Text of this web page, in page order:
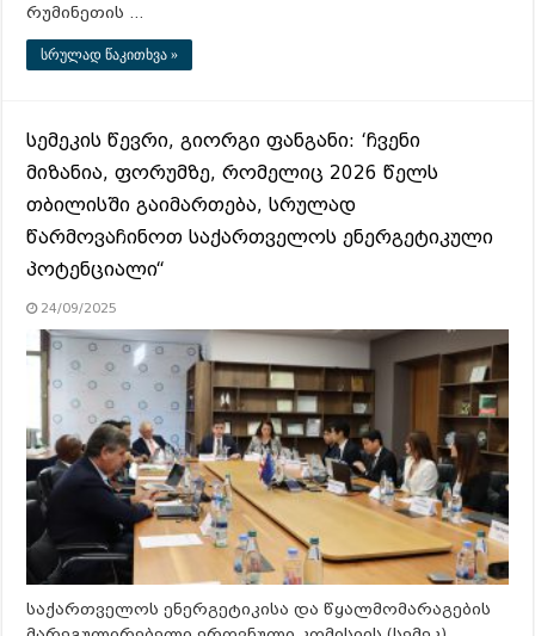
რუმინეთის …
სრულად წაკითხვა »
სემეკის წევრი, გიორგი ფანგანი: ‘ჩვენი
მიზანია, ფორუმზე, რომელიც 2026 წელს
თბილისში გაიმართება, სრულად
წარმოვაჩინოთ საქართველოს ენერგეტიკული
პოტენციალი“
24/09/2025
საქართველოს ენერგეტიკისა და წყალმომარაგების